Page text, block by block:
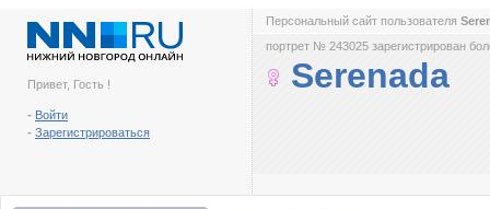
Привет, Гость !
- Войти
- Зарегистрироваться
Персональный сайт пользователя
портрет № 243025 зарегистрирован
Serenada